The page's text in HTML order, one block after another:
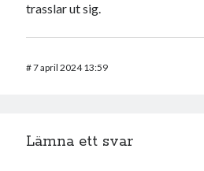
trasslar ut sig.
#7 april 2024 13:59
Lämna ett svar